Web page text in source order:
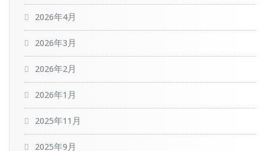
2026年4月
2026年3月
2026年2月
2026年1月
2025年11月
2025年9月